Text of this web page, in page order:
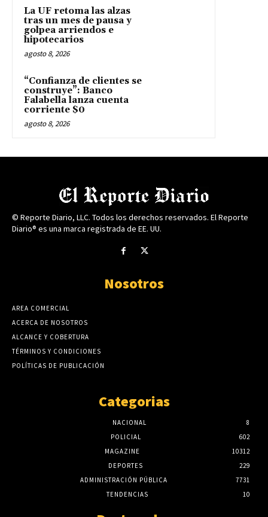
La UF retoma las alzas
tras un mes de pausa y
golpea arriendos e
hipotecarios
agosto 8, 2026
“Confianza de clientes se
construye”: Banco
Falabella lanza cuenta
corriente $0
agosto 8, 2026
© Reporte Diario, LLC. Todos los derechos reservados. El Reporte
Diario® es una marca registrada de EE. UU.
Nosotros
AREA COMERCIAL
ACERCA DE NOSOTROS
ALCANCE Y COBERTURA
TÉRMINOS Y CONDICIONES
POLÍTICAS DE PUBLICACIÓN
Categorias
NACIONAL
8
POLICIAL
602
MAGAZINE
10312
DEPORTES
229
ADMINISTRACIÓN PÚBLICA
7731
TENDENCIAS
10